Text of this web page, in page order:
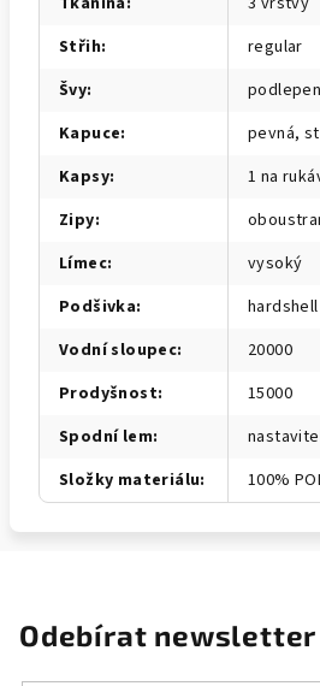
Střih:
regular
Švy:
Kapuce:
pevná,
Kapsy:
1 na
Zipy:
Límec:
vysoký
Podšivka:
hardshell
Vodní sloupec:
20000
Prodyšnost:
15000
Spodní lem:
Složky materiálu: 100%
Odebírat newsletter